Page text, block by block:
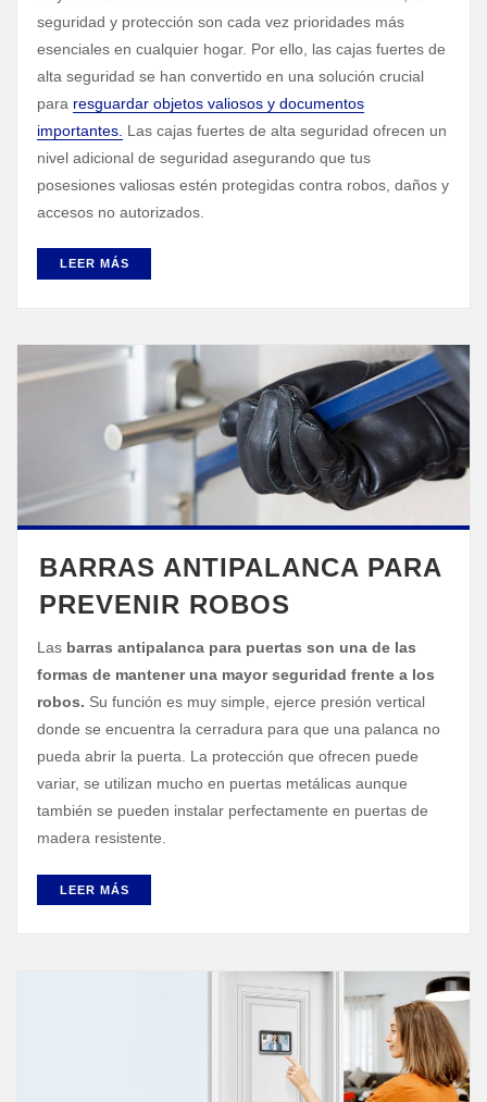
seguridad y protección son cada vez prioridades más
esenciales en cualquier hogar. Por ello, las cajas fuertes de
alta seguridad se han convertido en una solución crucial
para resguardar objetos valiosos y documentos
importantes. Las cajas fuertes de alta seguridad ofrecen un
nivel adicional de seguridad asegurando que tus
posesiones valiosas estén protegidas contra robos, daños y
accesos no autorizados.
LEER MÁS
BARRAS ANTIPALANCA PARA
PREVENIR ROBOS
Las barras antipalanca para puertas son una de las
formas de mantener una mayor seguridad frente a los
robos. Su función es muy simple, ejerce presión vertical
donde se encuentra la cerradura para que una palanca no
pueda abrir la puerta. La protección que ofrecen puede
variar, se utilizan mucho en puertas metálicas aunque
también se pueden instalar perfectamente en puertas de
madera resistente.
LEER MÁS